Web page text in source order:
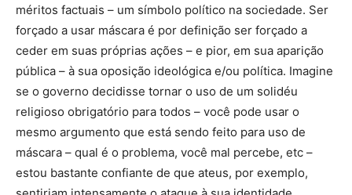
méritos factuais – um símbolo político na sociedade. Ser
forçado a usar máscara é por definição ser forçado a
ceder em suas próprias ações – e pior, em sua aparição
pública – à sua oposição ideológica e/ou política. Imagine
se o governo decidisse tornar o uso de um solidéu
religioso obrigatório para todos – você pode usar o
mesmo argumento que está sendo feito para uso de
máscara – qual é o problema, você mal percebe, etc –
estou bastante confiante de que ateus, por exemplo,